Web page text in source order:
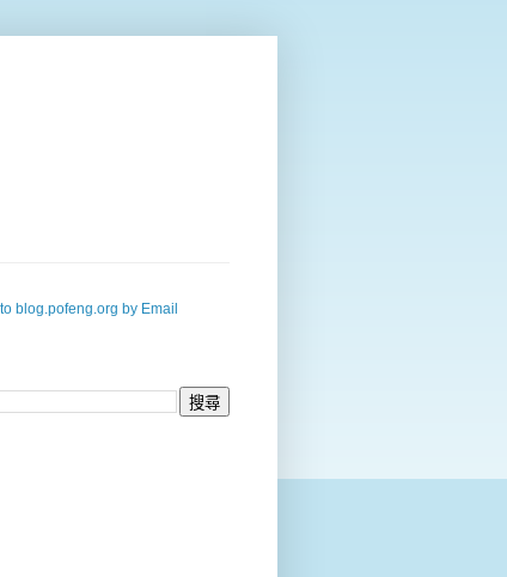
blog.pofeng.org by Email